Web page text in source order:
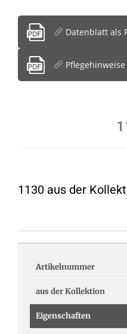
Datenblatt als
Pflegehinweise
1130 aus der
Artikelnummer
aus der Kollektion
Eigenschaften